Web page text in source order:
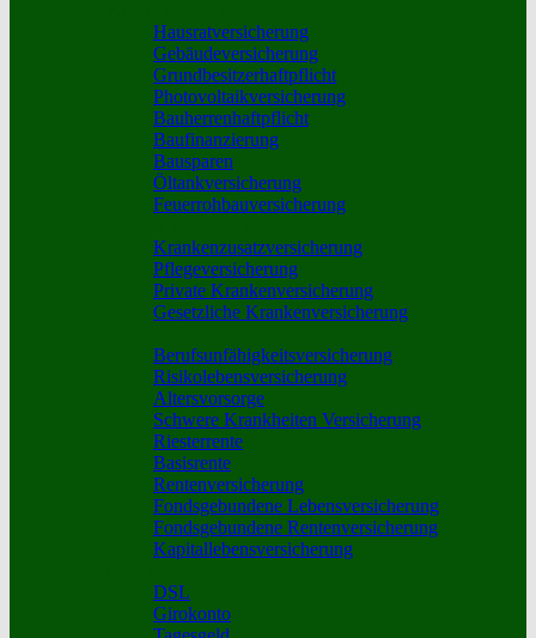
Hausratversicherung
Gebäudeversicherung
Grundbesitzerhaftpflicht
Photovoltaikversicherung
Bauherrenhaftpflicht
Baufinanzierung
Bausparen
Öltankversicherung
Feuerrohbauversicherung
Krankenzusatzversicherung
Pflegeversicherung
Private Krankenversicherung
Gesetzliche Krankenversicherung
Berufs­unfähigkeitsversicherung
Risikolebensversicherung
Altersvorsorge
Schwere Krankheiten Versicherung
Riesterrente
Basisrente
Rentenversicherung
Fondsgebundene Lebensversicherung
Fondsgebundene Rentenversicherung
Kapitallebensversicherung
DSL
Girokonto